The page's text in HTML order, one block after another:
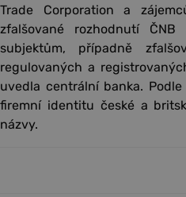
Trade Corporation a
zfalšované rozhodnutí
subjektům, případně
regulovaných a
uvedla centrální banka.
firemní identitu české a
názvy.